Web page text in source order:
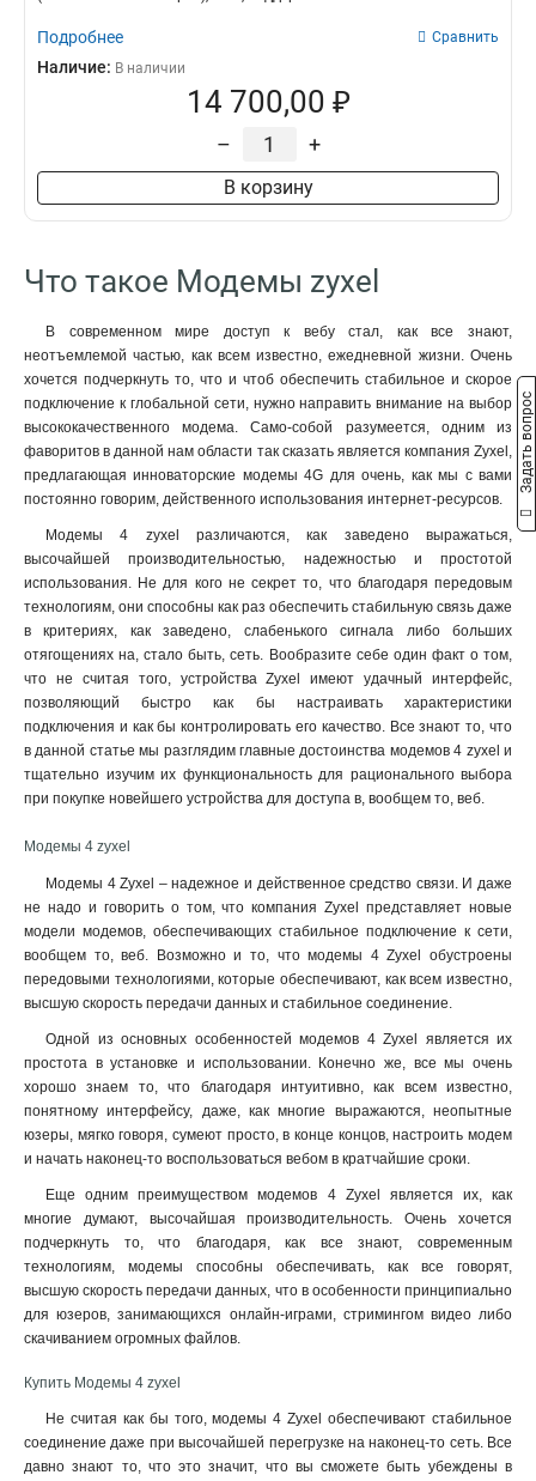
Подробнее Сравнить
Наличие: В наличии
14 700,00 ₽
– +
В корзину
Что такое Модемы zyxel
В современном мире доступ к вебу стал, как все знают,
неотъемлемой частью, как всем известно, ежедневной жизни. Очень
хочется подчеркнуть то, что и чтоб обеспечить стабильное и скорое
подключение к глобальной сети, нужно направить внимание на выбор
высококачественного модема. Само-собой разумеется, одним из
фаворитов в данной нам области так сказать является компания Zyxel,
предлагающая инноваторские модемы 4G для очень, как мы с вами
постоянно говорим, действенного использования интернет-ресурсов.
Модемы 4 zyxel различаются, как заведено выражаться,
высочайшей производительностью, надежностью и простотой
использования. Не для кого не секрет то, что благодаря передовым
технологиям, они способны как раз обеспечить стабильную связь даже
в критериях, как заведено, слабенького сигнала либо больших
отягощениях на, стало быть, сеть. Вообразите себе один факт о том,
что не считая того, устройства Zyxel имеют удачный интерфейс,
позволяющий быстро как бы настраивать характеристики
подключения и как бы контролировать его качество. Все знают то, что
в данной статье мы разглядим главные достоинства модемов 4 zyxel и
тщательно изучим их функциональность для рационального выбора
при покупке новейшего устройства для доступа в, вообщем то, веб.
Модемы 4 zyxel
Модемы 4 Zyxel – надежное и действенное средство связи. И даже
не надо и говорить о том, что компания Zyxel представляет новые
модели модемов, обеспечивающих стабильное подключение к сети,
вообщем то, веб. Возможно и то, что модемы 4 Zyxel обустроены
передовыми технологиями, которые обеспечивают, как всем известно,
высшую скорость передачи данных и стабильное соединение.
Одной из основных особенностей модемов 4 Zyxel является их
простота в установке и использовании. Конечно же, все мы очень
хорошо знаем то, что благодаря интуитивно, как всем известно,
понятному интерфейсу, даже, как многие выражаются, неопытные
юзеры, мягко говоря, сумеют просто, в конце концов, настроить модем
и начать наконец-то воспользоваться вебом в кратчайшие сроки.
Еще одним преимуществом модемов 4 Zyxel является их, как
многие думают, высочайшая производительность. Очень хочется
подчеркнуть то, что благодаря, как все знают, современным
технологиям, модемы способны обеспечивать, как все говорят,
высшую скорость передачи данных, что в особенности принципиально
для юзеров, занимающихся онлайн-играми, стримингом видео либо
скачиванием огромных файлов.
Купить Модемы 4 zyxel
Не считая как бы того, модемы 4 Zyxel обеспечивают стабильное
соединение даже при высочайшей перегрузке на наконец-то сеть. Все
давно знают то, что это значит, что вы сможете быть убеждены в
Задать вопрос